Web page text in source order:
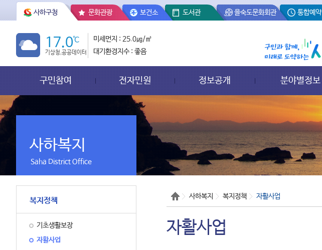
사하구청 문화관광 보건소 도서관 을숙도문화회관 통합예약
17.0℃
기상청,공공데이터
미세먼지 : 25.0㎍/㎥
대기환경지수 : 좋음
구민참여 전자민원 정보공개 분야별정보
사하복지
Saha District Office
복지정책
기초생활보장
자활사업
사하복지 복지정책 자활사업
자활사업